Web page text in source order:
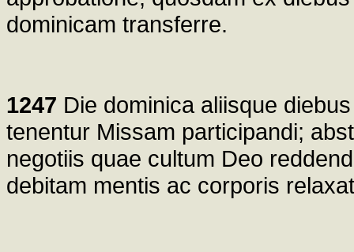
dominicam transferre.
1247 Die dominica aliisque
tenentur Missam participandi;
negotiis quae cultum Deo
debitam mentis ac corporis